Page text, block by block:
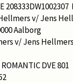
208333DW1002307
v/ Jens
Aalborg
v/ Jens
DVE 801